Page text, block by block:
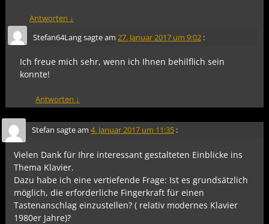
Antworten ↓
Stefan64Langsagte am 27. Januar 2017 um 9:02 :
Ich freue mich sehr, wenn ich Ihnen behilflich sein
konnte!
Antworten ↓
Stefan sagte am 4. Januar 2017 um 11:35 :
Vielen Dank für Ihre interessant gestalteten Einblicke ins
Thema Klavier.
Dazu habe ich eine vertiefende Frage: Ist es grundsätzlich
möglich, die erforderliche Fingerkraft für einen
Tastenanschlag einzustellen? ( relativ modernes Klavier
1980er Jahre)?